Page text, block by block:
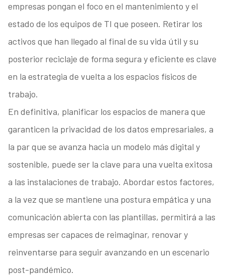
empresas pongan el foco en el mantenimiento y el
estado de los equipos de TI que poseen. Retirar los
activos que han llegado al final de su vida útil y su
posterior reciclaje de forma segura y eficiente es clave
en la estrategia de vuelta a los espacios físicos de
trabajo.
En definitiva, planificar los espacios de manera que
garanticen la privacidad de los datos empresariales, a
la par que se avanza hacia un modelo más digital y
sostenible, puede ser la clave para una vuelta exitosa
a las instalaciones de trabajo. Abordar estos factores,
a la vez que se mantiene una postura empática y una
comunicación abierta con las plantillas, permitirá a las
empresas ser capaces de reimaginar, renovar y
reinventarse para seguir avanzando en un escenario
post-pandémico.